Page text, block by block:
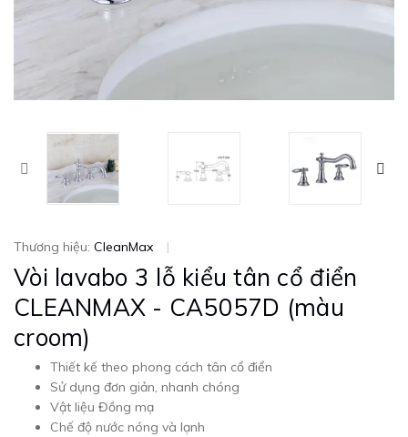
Thương hiệu: CleanMax |
Vòi lavabo 3 lỗ kiểu tân cổ điển
CLEANMAX - CA5057D (màu
croom)
Thiết kế theo phong cách tân cổ điển
Sử dụng đơn giản, nhanh chóng
Vật liệu Đồng mạ
Chế độ nước nóng và lạnh